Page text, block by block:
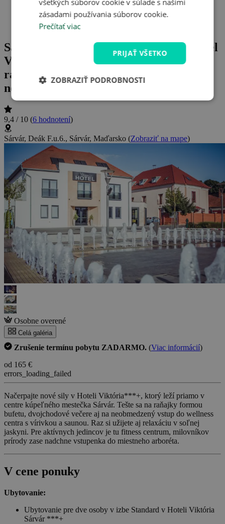
Wellness pobyty v Maďarsku
Sárvár blízko termálnych kúpeľov: Hotel
Viktória Sárvár ***+ s
raňajkami/polpenziou a wellness
neobmedzene
9,4 / 10 (6 hodnotení)
Sárvár, Deák F.u.6., Sárvár, Maďarsko (Zobraziť na mape)
Osobne overené
Celá galéria
Zrušenie termínu pobytu ZADARMO. (Viac informácií)
od 165 €
errors_loading_failed
Načerpajte nové sily v Hoteli Viktória***+, ktorý leží priamo v
centre kúpeľného mestečka Sárvár. Tešte sa na raňajky formou
bufetu, dvojchodové večere aj na neobmedzený vstup do wellness
centra s vírivkou a saunou. Raz si užijete aj relaxáciu v soľnej
jaskyni. Pre aktívnych jedincov je tu fitness centrum, milovníkov
prírody zase nadchne vstupenka do miestneho arboréta.
V cene ponuky
Ubytovanie:
Ubytovanie pre dve osoby v izbe Standard v Hoteli Viktória
Sárvár ***+
všetkých súborov cookie v súlade s našimi
zásadami používania súborov cookie.
Prečítať viac
PRIJAŤ VŠETKO
ZOBRAZIŤ PODROBNOSTI